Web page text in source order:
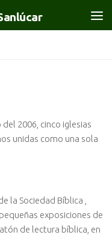
2006, cinco iglesias
unidas como una sola
la Sociedad Bíblica ,
exposiciones de
de lectura bíblica, en